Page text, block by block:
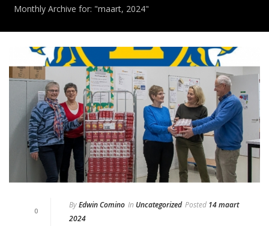
Monthly Archive for: "maart, 2024"
0
ByEdwin Comino In Uncategorized Posted 14 maart
2024